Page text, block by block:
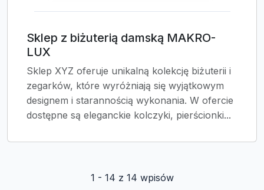
Sklep z biżuterią damską MAKRO-
LUX
Sklep XYZ oferuje unikalną kolekcję biżuterii i
zegarków, które wyróżniają się wyjątkowym
designem i starannością wykonania. W ofercie
dostępne są eleganckie kolczyki, pierścionki...
1 - 14 z 14 wpisów